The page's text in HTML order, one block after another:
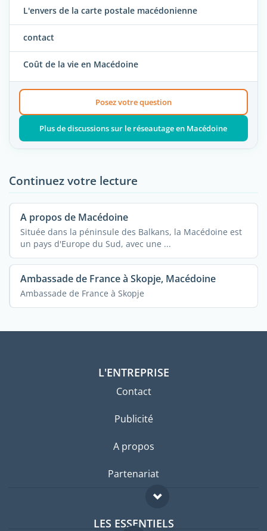
L'envers de la carte postale macédonienne
contact
Coût de la vie en Macédoine
Posez votre question
Plus de discussions sur le réseautage en Macédoine
Continuez votre lecture
A propos de Macédoine
Située dans la péninsule des Balkans, la Macédoine est
un pays d'Europe du Sud, avec une ...
Ambassade de France à Skopje, Macédoine
Ambassade de France à Skopje
L'ENTREPRISE
Contact
Publicité
A propos
Partenariat
LES ESSENTIELS